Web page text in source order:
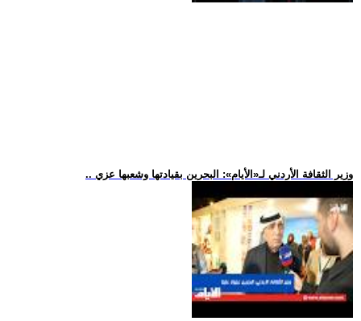
.. وزير الثقافة الأردني لـ«الأيام»: البحرين بقيادتها وشعبها عزي